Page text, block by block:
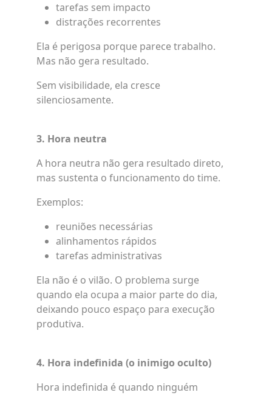
tarefas sem impacto
distrações recorrentes
Ela é perigosa porque parece trabalho.
Mas não gera resultado.
Sem visibilidade, ela cresce
silenciosamente.
3. Hora neutra
A hora neutra não gera resultado direto,
mas sustenta o funcionamento do time.
Exemplos:
reuniões necessárias
alinhamentos rápidos
tarefas administrativas
Ela não é o vilão. O problema surge
quando ela ocupa a maior parte do dia,
deixando pouco espaço para execução
produtiva.
4. Hora indefinida (o inimigo oculto)
Hora indefinida é quando ninguém